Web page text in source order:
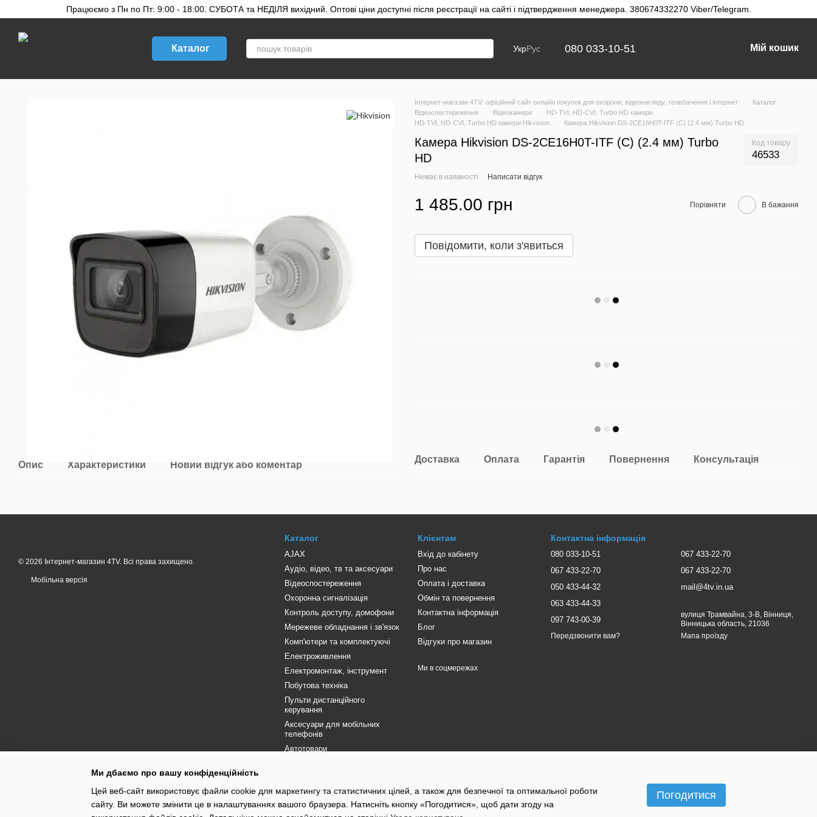
Перейти до основного контенту
Працюємо з Пн по Пт: 9:00 - 18:00. СУБОТА та НЕДІЛЯ вихідний. Оптові ціни доступні після реєстрації на сайті і підтвердження менеджера. 380674332270 Viber/Telegram.
Каталог УкрРус 080 033-10-51 Мій кошик
Опис Характеристики Новий відгук або коментар
Інтернет-магазин 4TV: офіційний сайт онлайн покупок для охорони, відеонагляду, телебачення і інтернет
Каталог
Відеоспостереження
Відеокамери
HD-TVI, HD-CVI, Turbo HD камери
HD-TVI, HD-CVI, Turbo HD камери Hikvision
Камера Hikvision DS-2CE16H0T-ITF (C) (2.4 мм) Turbo HD
Камера Hikvision DS-2CE16H0T-ITF (C) (2.4 мм) Turbo
HD
Код товару
46533
Немає в наявності Написати відгук
1 485.00 грн Порівняти В бажання
Повідомити, коли з'явиться
Доставка Оплата Гарантія Повернення Консультація
© 2026 Інтернет-магазин 4TV. Всі права захищено.
Мобільна версія
Каталог
AJAX
Аудіо, відео, тв та аксесуари
Відеоспостереження
Охоронна сигналізація
Контроль доступу, домофони
Мережеве обладнання і зв'язок
Комп'ютери та комплектуючі
Електроживлення
Електромонтаж, інструмент
Побутова техніка
Пульти дистанційного
керування
Аксесуари для мобільних
телефонів
Автотовари
Розпродаж
Клієнтам
Вхід до кабінету
Про нас
Оплата і доставка
Обмін та повернення
Контактна інформація
Блог
Відгуки про магазин
Ми в соцмережах
Контактна інформація
080 033-10-51
067 433-22-70
050 433-44-32
063 433-44-33
097 743-00-39
Передзвонити вам?
067 433-22-70
067 433-22-70
mail@4tv.in.ua
вулиця Трамвайна, 3-В, Вінниця,
Вінницька область, 21036
Мапа проїзду
Ми дбаємо про вашу конфіденційність
Цей веб-сайт використовує файли cookie для маркетингу та статистичних цілей, а також для безпечної та оптимальної роботи
сайту. Ви можете змінити це в налаштуваннях вашого браузера. Натисніть кнопку «Погодитися», щоб дати згоду на
Погодитися